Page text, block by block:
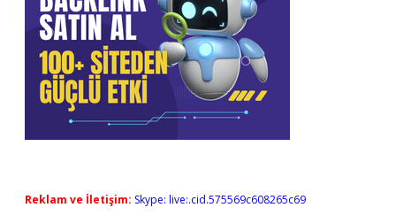
Reklam ve İletişim: Skype: live:.cid.575569c608265c69